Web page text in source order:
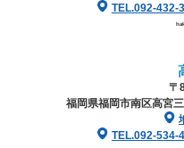
TEL.092-432-
〒
福岡県福岡市南区高宮
TEL.092-534-